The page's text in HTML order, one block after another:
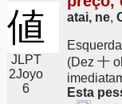
値
JLPT
2Joyo
6
atai, ne,
(Dez 十
Esta